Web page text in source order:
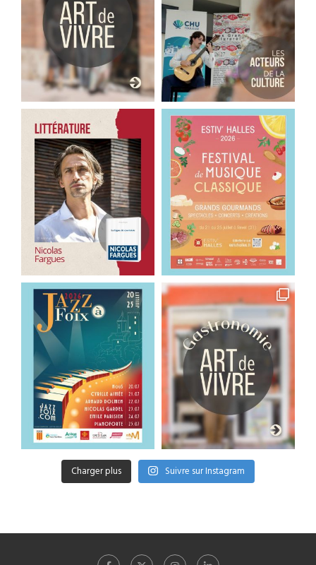
Charger plus Suivre sur Instagram